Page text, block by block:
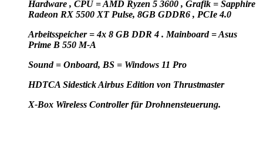
Hardware , CPU = AMD Ryzen 5 3600 , Grafik = Sapphire
Radeon RX 5500 XT Pulse, 8GB GDDR6 , PCIe 4.0
Arbeitsspeicher = 4x 8 GB DDR 4 . Mainboard = Asus
Prime B 550 M-A
Sound = Onboard, BS = Windows 11 Pro
HDTCA Sidestick Airbus Edition von Thrustmaster
X-Box Wireless Controller für Drohnensteuerung.